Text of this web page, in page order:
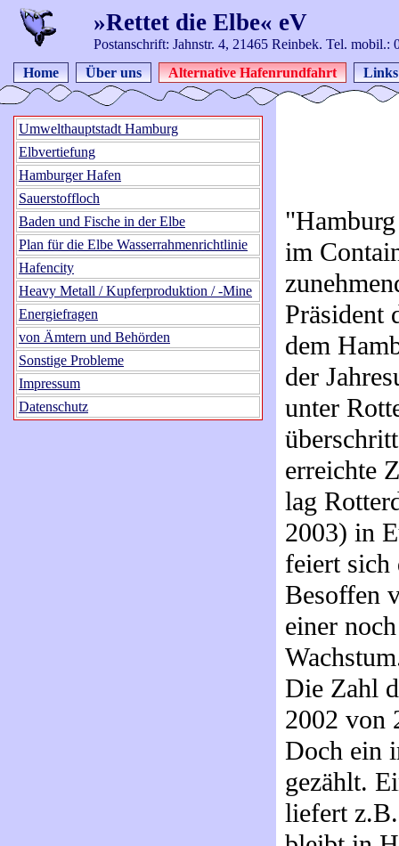
Umwelthauptstadt Hamburg
Elbvertiefung
Hamburger Hafen
Sauerstoffloch
Baden und Fische in der Elbe
Plan für die Elbe Wasserrahmenrichtlinie
Hafencity
Heavy Metall / Kupferproduktion / -Mine
Energiefragen
von Ämtern und Behörden
Sonstige Probleme
Impressum
Datenschutz
im
Präsident
dem
der
unter
erreichte
lag
2003) in
feiert sich
Besoffen
einer
Die Zahl
2002 von
Doch ein
gezählt.
liefert
»Rettet die Elbe« eV
Postanschrift: Jahnstr. 4, 21465 Reinbek. Tel. mobil.:
Home
Über uns Alternative Hafenrundfahrt Links